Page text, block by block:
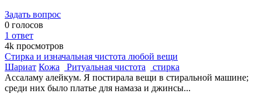
Задать вопрос
0 голосов
1 ответ
4k просмотров
Стирка и изначальная чистота любой вещи
Шариат Кожа Ритуальная чистота
стирка
Ассаламу алейкум. Я постирала вещи в стиральной машине;
среди них было платье для намаза и джинсы...